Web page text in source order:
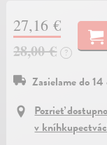
27,16 €
28,00 €
?
Zasielame do
Pozrieť
v